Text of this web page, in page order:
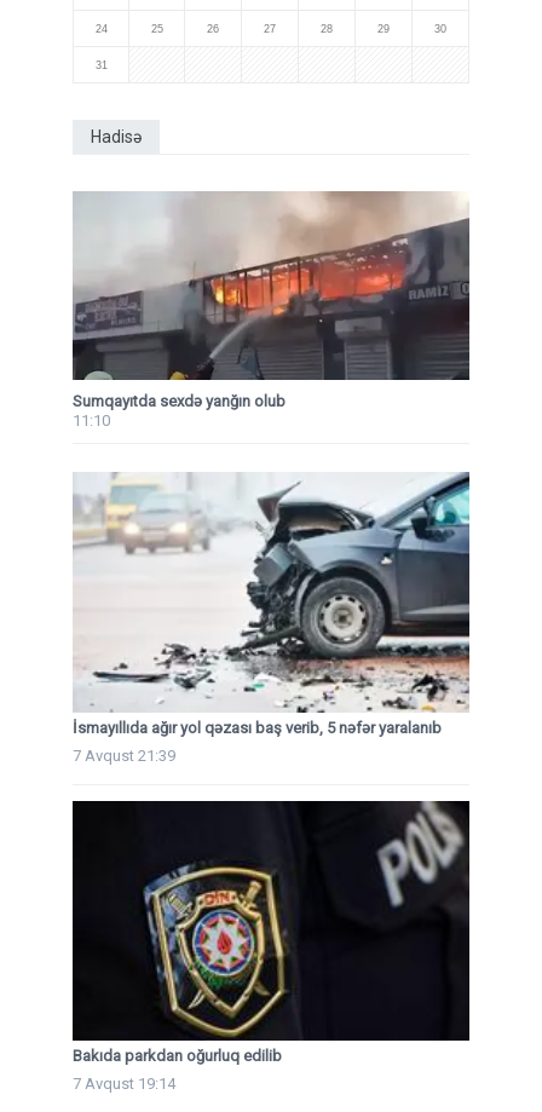
24 25 26 27 28 29 30
31
Hadisə
Sumqayıtda sexdə yanğın olub
11:10
İsmayıllıda ağır yol qəzası baş verib, 5 nəfər yaralanıb
7 Avqust 21:39
Bakıda parkdan oğurluq edilib
7 Avqust 19:14